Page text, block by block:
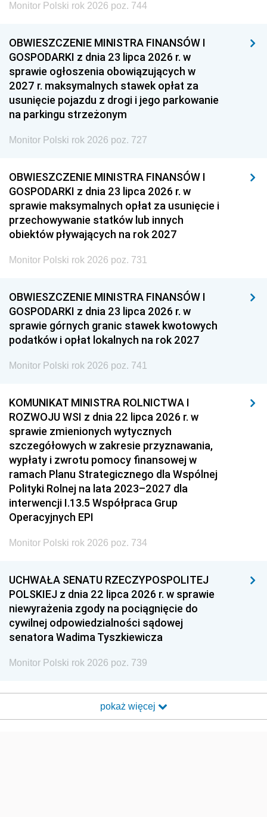
Monitor Polski rok 2026 poz. 744
OBWIESZCZENIE MINISTRA FINANSÓW I
GOSPODARKI z dnia 23 lipca 2026 r. w
sprawie ogłoszenia obowiązujących w
2027 r. maksymalnych stawek opłat za
usunięcie pojazdu z drogi i jego parkowanie
na parkingu strzeżonym
Monitor Polski rok 2026 poz. 727
OBWIESZCZENIE MINISTRA FINANSÓW I
GOSPODARKI z dnia 23 lipca 2026 r. w
sprawie maksymalnych opłat za usunięcie i
przechowywanie statków lub innych
obiektów pływających na rok 2027
Monitor Polski rok 2026 poz. 731
OBWIESZCZENIE MINISTRA FINANSÓW I
GOSPODARKI z dnia 23 lipca 2026 r. w
sprawie górnych granic stawek kwotowych
podatków i opłat lokalnych na rok 2027
Monitor Polski rok 2026 poz. 741
KOMUNIKAT MINISTRA ROLNICTWA I
ROZWOJU WSI z dnia 22 lipca 2026 r. w
sprawie zmienionych wytycznych
szczegółowych w zakresie przyznawania,
wypłaty i zwrotu pomocy finansowej w
ramach Planu Strategicznego dla Wspólnej
Polityki Rolnej na lata 2023–2027 dla
interwencji I.13.5 Współpraca Grup
Operacyjnych EPI
Monitor Polski rok 2026 poz. 734
UCHWAŁA SENATU RZECZYPOSPOLITEJ
POLSKIEJ z dnia 22 lipca 2026 r. w sprawie
niewyrażenia zgody na pociągnięcie do
cywilnej odpowiedzialności sądowej
senatora Wadima Tyszkiewicza
Monitor Polski rok 2026 poz. 739
pokaż więcej